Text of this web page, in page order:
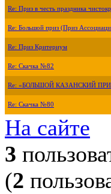
Re: Приз в честь праздника
Re: Большой приз (Приз
Re: Приз Критериум
Re: Скачка №82
Re: «БОЛЬШОЙ КАЗАНСКИЙ
Re: Скачка №80
На сайте
3
(2